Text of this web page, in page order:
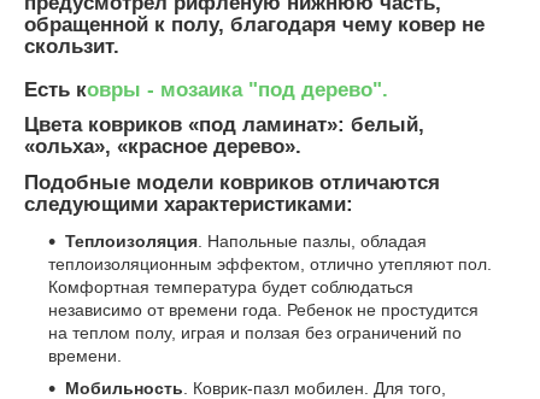
обращенной к полу, благодаря чему ковер не
скользит.
Есть ковры - мозаика "под дерево".
Цвета ковриков «под ламинат»: белый,
«ольха», «красное дерево».
Подобные модели ковриков отличаются
следующими характеристиками:
Теплоизоляция . Напольные пазлы, обладая
теплоизоляционным эффектом, отлично утепляют пол.
Комфортная температура будет соблюдаться
независимо от времени года. Ребенок не простудится
на теплом полу, играя и ползая без ограничений по
времени.
Мобильность . Коврик-пазл мобилен. Для того,